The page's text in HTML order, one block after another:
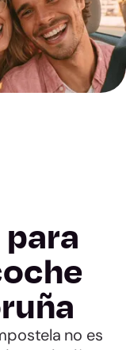
no es